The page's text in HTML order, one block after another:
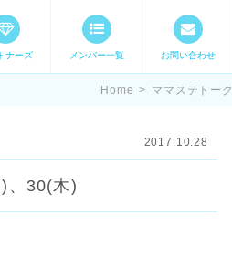
ステ スキル・
ナーズ メンバー一覧 お問い合わせ
Home > ママステトーク
2017.10.28
、30(木)